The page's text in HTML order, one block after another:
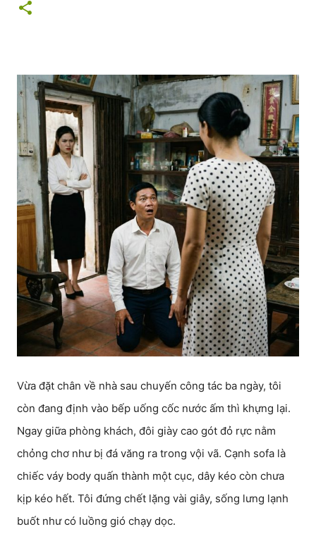
Vừa đặt chân về nhà sau chuyến công tác ba ngày, tôi
còn đang định vào bếp uống cốc nước ấm thì khựng lại.
Ngay giữa phòng khách, đôi giày cao gót đỏ rực nằm
chỏng chơ như bị đá văng ra trong vội vã. Cạnh sofa là
chiếc váy body quấn thành một cục, dây kéo còn chưa
kịp kéo hết. Tôi đứng chết lặng vài giây, sống lưng lạnh
buốt như có luồng gió chạy dọc.